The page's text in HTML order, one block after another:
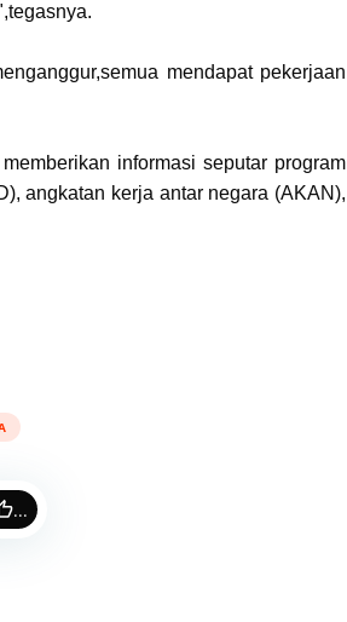
mendapat pekerjaan
informasi seputar program
angkatan kerja antar negara (AKAN),
...